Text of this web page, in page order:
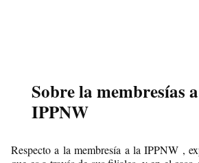
Sobre la membresías
IPPNW
Respecto a la membresía a la IPPNW ,